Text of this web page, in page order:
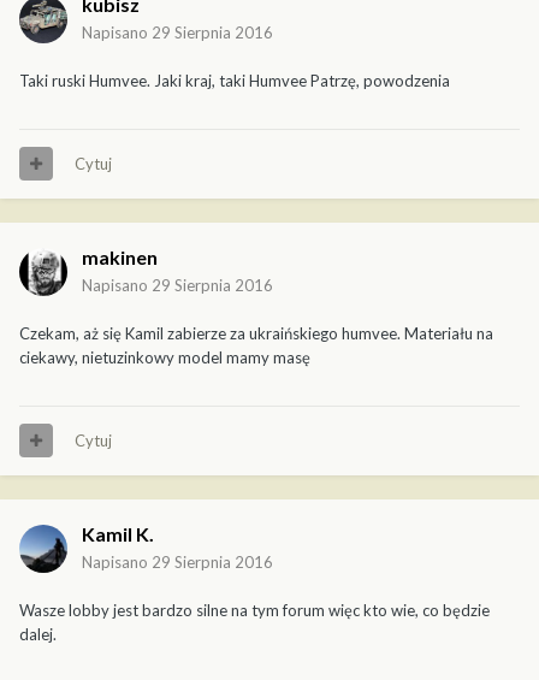
Napisano 29 Sierpnia 2016
Taki ruski Humvee. Jaki kraj, taki Humvee Patrzę, powodzenia
Cytuj
makinen
Napisano 29 Sierpnia 2016
Czekam, aż się Kamil zabierze za ukraińskiego humvee. Materiału na
ciekawy, nietuzinkowy model mamy masę
Cytuj
Kamil K.
Napisano 29 Sierpnia 2016
Wasze lobby jest bardzo silne na tym forum więc kto wie, co będzie
dalej.